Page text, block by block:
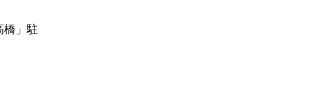
橋」駐